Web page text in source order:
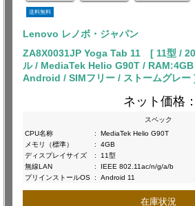
送料無料
Lenovo レノボ・ジャパン
ZA8X0031JP Yoga Tab 11 [ 11型 /
ル / MediaTek Helio G90T /
Android / SIMフリー / ストームグレー
ネット価格：
スペック
CPU名称
:
MediaTek Helio G90T
メモリ（標準）
:
4GB
ディスプレイサイズ
:
11型
無線LAN
:
IEEE 802.11ac/n/g/a/b
プリインストールOS : Android 11
在庫状況